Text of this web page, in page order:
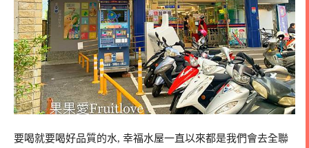
要喝就要喝好品質的水, 幸福水屋一直以來都是我們會去全聯